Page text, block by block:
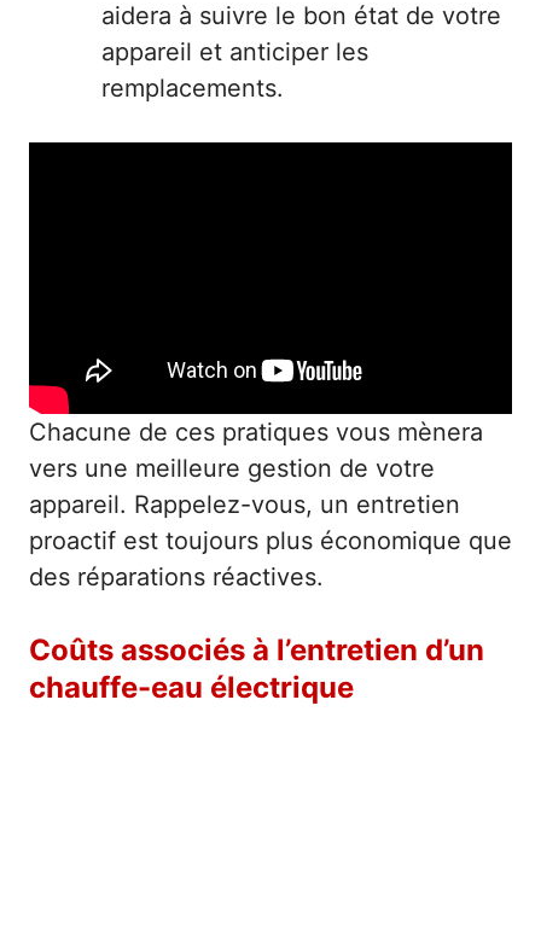
aidera à suivre le bon état de votre
appareil et anticiper les
remplacements.
Chacune de ces pratiques vous mènera
vers une meilleure gestion de votre
appareil. Rappelez-vous, un entretien
proactif est toujours plus économique que
des réparations réactives.
Coûts associés à l’entretien d’un
chauffe-eau électrique